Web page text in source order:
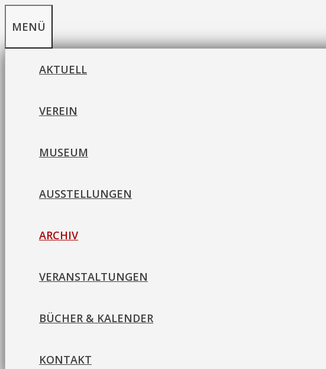
Inhalt
springen
MENÜ
AKTUELL
VEREIN
MUSEUM
AUSSTELLUNGEN
ARCHIV
VERANSTALTUNGEN
BÜCHER & KALENDER
KONTAKT